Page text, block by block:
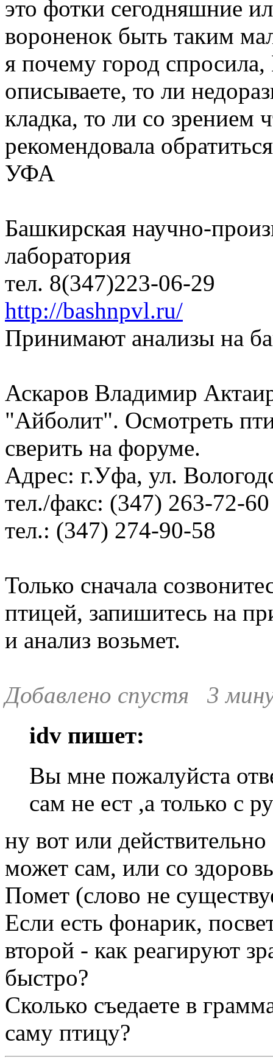
это фотки сегодняшние
вороненок быть таким
я почему город
описываете, то ли
кладка, то ли со зрением
рекомендовала
УФА
Башкирская научно-
лаборатория
тел. 8(347)223-06-29
http://bashnpvl.ru/
Принимают анализы на
Аскаров Владимир
"Айболит". Осмотреть
сверить на форуме.
Адрес: г.Уфа, ул.
тел./факс: (347) 263-72-60
тел.: (347) 274-90-58
Только сначала
птицей, запишитесь на
и анализ возьмет.
Добавлено спустя 3
idv пишет:
Вы мне пожалуйста
сам не ест ,а только с
ну вот или
может сам, или со
Помет (слово не
Если есть фонарик,
второй - как реагируют
быстро?
Сколько съедаете в
саму птицу?